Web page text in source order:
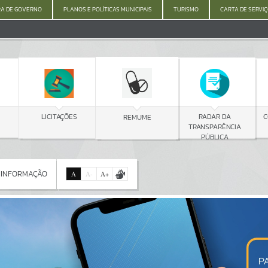
DE GOVERNO PLANOS E POLÍTICAS MUNICIPAIS TURISMO CARTA DE
LICITAÇÕES REMUME RADAR DA
TRANSPARÊNCIA
PÚBLICA
Por favor, aguarde...
A A- A+